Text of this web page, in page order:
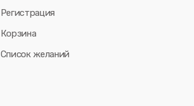
Регистрация
Корзина
Список желаний